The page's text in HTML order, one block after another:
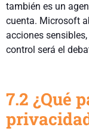
también es un
cuenta. Microsoft
acciones
control será el
7.2 ¿Qué